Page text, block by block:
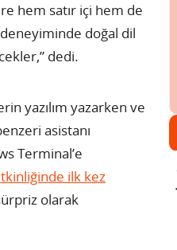
hem satır içi hem de
doğal dil
dedi.
yazılım yazarken ve
asistanı
Terminal’e
ilk kez
olarak